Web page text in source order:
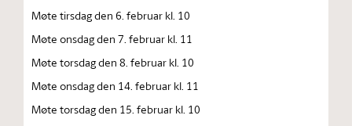
Møte tirsdag den 6. februar kl. 10
Møte onsdag den 7. februar kl. 11
Møte torsdag den 8. februar kl. 10
Møte onsdag den 14. februar kl. 11
Møte torsdag den 15. februar kl. 10